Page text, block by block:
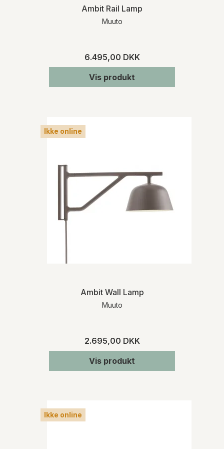
Ambit Rail Lamp
Muuto
6.495,00 DKK
Vis produkt
Ikke online
Ambit Wall Lamp
Muuto
2.695,00 DKK
Vis produkt
Ikke online